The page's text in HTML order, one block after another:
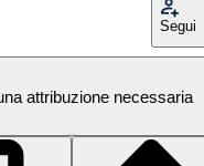
Segui
attribuzione necessaria